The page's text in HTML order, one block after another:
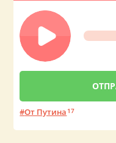
От Путина 17